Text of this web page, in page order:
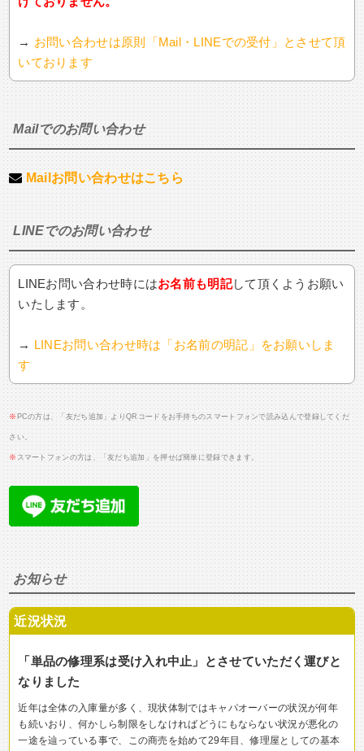
→ お問い合わせは原則「Mail・LINEでの受付」とさせて頂
いております
Mailでのお問い合わせ
Mailお問い合わせはこちら
LINEでのお問い合わせ
LINEお問い合わせ時にはお名前も明記して頂くようお願い
いたします。
→ LINEお問い合わせ時は「お名前の明記」をお願いしま
す
※ PCの方は、「友だち追加」よりQRコードをお手持ちのスマートフォンで読み込んで登録してくだ
さい。
※ スマートフォンの方は、「友だち追加」を押せば簡単に登録できます。
お知らせ
近況状況
「単品の修理系は受け入れ中止」とさせていただく運びと
なりました
近年は全体の入庫量が多く、現状体制ではキャパオーバーの状況が何年
も続いおり、何かしら制限をしなければどうにもならない状況が悪化の
一途を辿っている事で、この商売を始めて29年目、修理屋としての基本